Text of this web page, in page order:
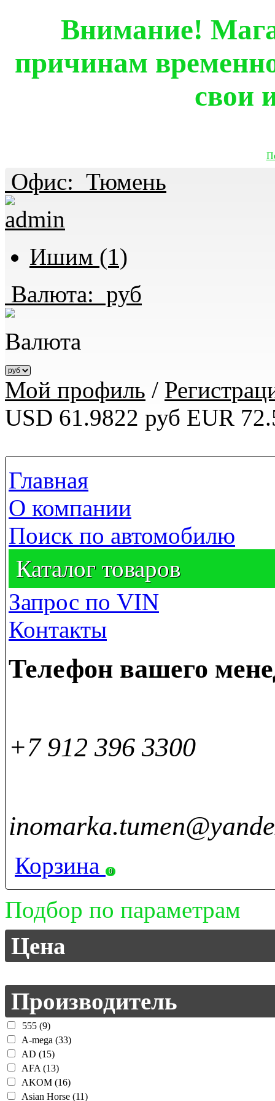
Внимание!
причинам
свои
Офис: Тюмень
Ишим (1)
Валюта: руб
Валюта
Мой профиль /
USD 61.9822 руб EUR
Главная
О компании
Поиск по автомобилю
Каталог товаров
Запрос по VIN
Контакты
Телефон вашего
+7 912 396 3300
Корзина 0
Подбор по параметрам
Цена
Производитель
555 (9)
A-mega (33)
AD (15)
AFA (13)
AKOM (16)
Asian Horse (11)